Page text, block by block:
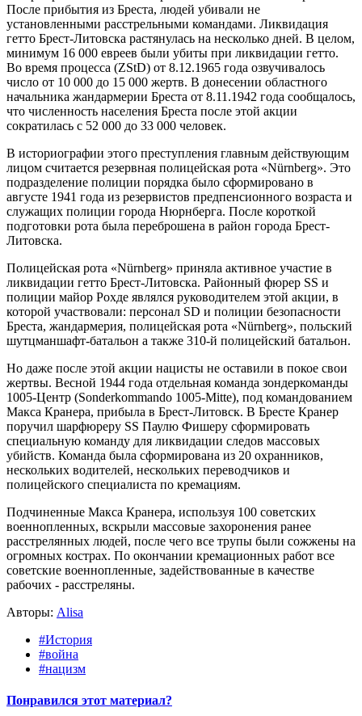
После прибытия из Бреста, людей убивали не
установленными расстрельными командами. Ликвидация
гетто Брест-Литовска растянулась на несколько дней. В целом,
минимум 16 000 евреев были убиты при ликвидации гетто.
Во время процесса (ZStD) от 8.12.1965 года озвучивалось
число от 10 000 до 15 000 жертв. В донесении областного
начальника жандармерии Бреста от 8.11.1942 года сообщалось,
что численность населения Бреста после этой акции
сократилась с 52 000 до 33 000 человек.
В историографии этого преступления главным действующим
лицом считается резервная полицейская рота «Nürnberg». Это
подразделение полиции порядка было сформировано в
августе 1941 года из резервистов предпенсионного возраста и
служащих полиции города Нюрнберга. После короткой
подготовки рота была переброшена в район города Брест-
Литовска.
Полицейская рота «Nürnberg» приняла активное участие в
ликвидации гетто Брест-Литовска. Районный фюрер SS и
полиции майор Рохде являлся руководителем этой акции, в
которой участвовали: персонал SD и полиции безопасности
Бреста, жандармерия, полицейская рота «Nürnberg», польский
шутцманшафт-батальон а также 310-й полицейский батальон.
Но даже после этой акции нацисты не оставили в покое свои
жертвы. Весной 1944 года отдельная команда зондеркоманды
1005-Центр (Sonderkommando 1005-Mitte), под командованием
Макса Кранера, прибыла в Брест-Литовск. В Бресте Кранер
поручил шарфюреру SS Паулю Фишеру сформировать
специальную команду для ликвидации следов массовых
убийств. Команда была сформирована из 20 охранников,
нескольких водителей, нескольких переводчиков и
полицейского специалиста по кремациям.
Подчиненные Макса Кранера, используя 100 советских
военнопленных, вскрыли массовые захоронения ранее
расстрелянных людей, после чего все трупы были сожжены на
огромных кострах. По окончании кремационных работ все
советские военнопленные, задействованные в качестве
рабочих - расстреляны.
Авторы: Alisa
#История
#война
#нацизм
Понравился этот материал?